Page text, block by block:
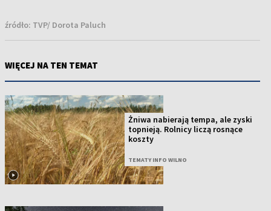
źródło: TVP/ Dorota Paluch
WIĘCEJ NA TEN TEMAT
Żniwa nabierają tempa, ale zyski
topnieją. Rolnicy liczą rosnące
koszty
TEMATY INFO WILNO